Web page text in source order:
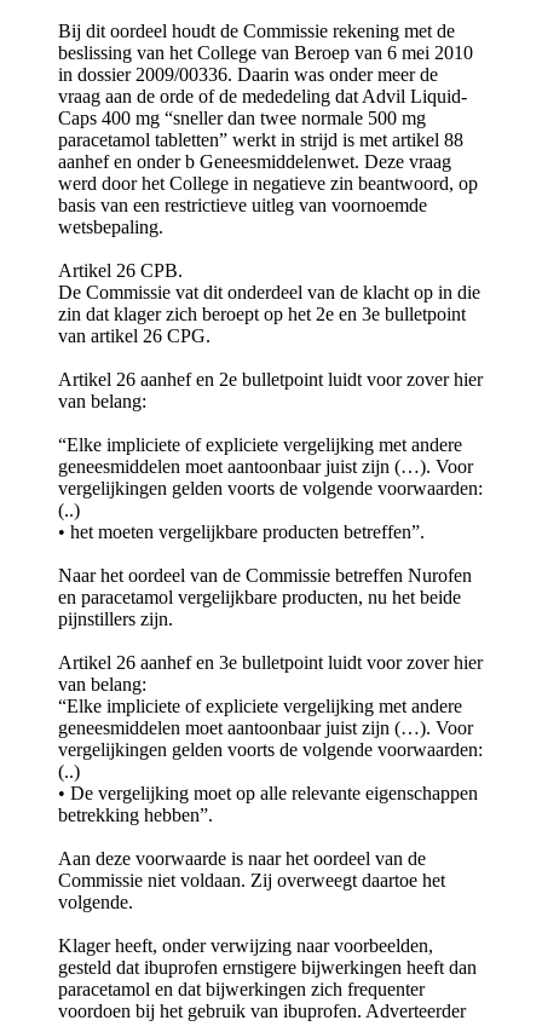
Bij dit oordeel houdt de Commissie rekening met de
beslissing van het College van Beroep van 6 mei 2010
in dossier 2009/00336. Daarin was onder meer de
vraag aan de orde of de mededeling dat Advil Liquid-
Caps 400 mg “sneller dan twee normale 500 mg
paracetamol tabletten” werkt in strijd is met artikel 88
aanhef en onder b Geneesmiddelenwet. Deze vraag
werd door het College in negatieve zin beantwoord, op
basis van een restrictieve uitleg van voornoemde
wetsbepaling.
Artikel 26 CPB.
De Commissie vat dit onderdeel van de klacht op in die
zin dat klager zich beroept op het 2e en 3e bulletpoint
van artikel 26 CPG.
Artikel 26 aanhef en 2e bulletpoint luidt voor zover hier
van belang:
“Elke impliciete of expliciete vergelijking met andere
geneesmiddelen moet aantoonbaar juist zijn (…). Voor
vergelijkingen gelden voorts de volgende voorwaarden:
(..)
• het moeten vergelijkbare producten betreffen”.
Naar het oordeel van de Commissie betreffen Nurofen
en paracetamol vergelijkbare producten, nu het beide
pijnstillers zijn.
Artikel 26 aanhef en 3e bulletpoint luidt voor zover hier
van belang:
“Elke impliciete of expliciete vergelijking met andere
geneesmiddelen moet aantoonbaar juist zijn (…). Voor
vergelijkingen gelden voorts de volgende voorwaarden:
(..)
• De vergelijking moet op alle relevante eigenschappen
betrekking hebben”.
Aan deze voorwaarde is naar het oordeel van de
Commissie niet voldaan. Zij overweegt daartoe het
volgende.
Klager heeft, onder verwijzing naar voorbeelden,
gesteld dat ibuprofen ernstigere bijwerkingen heeft dan
paracetamol en dat bijwerkingen zich frequenter
voordoen bij het gebruik van ibuprofen. Adverteerder